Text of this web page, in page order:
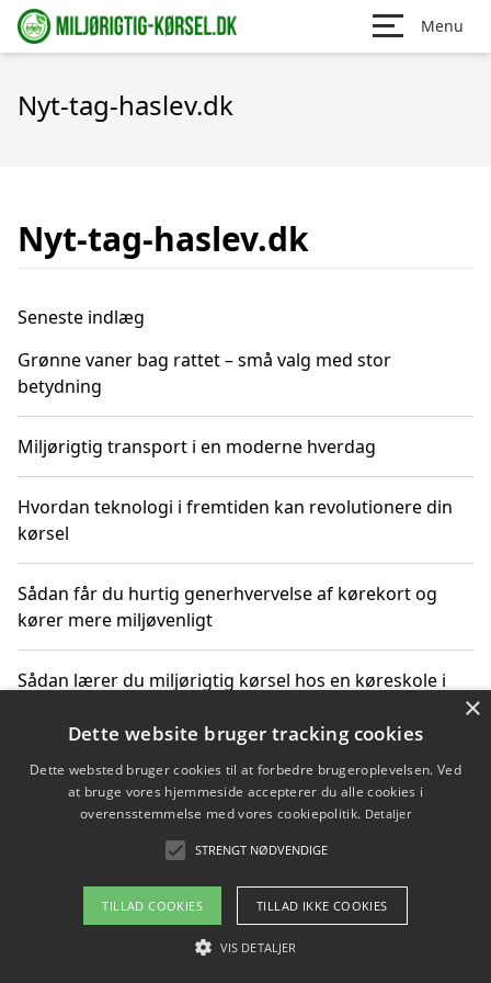
Menu
Nyt-tag-haslev.dk
Nyt-tag-haslev.dk
Seneste indlæg
Grønne vaner bag rattet – små valg med stor
betydning
Miljørigtig transport i en moderne hverdag
Hvordan teknologi i fremtiden kan revolutionere din
kørsel
Sådan får du hurtig generhvervelse af kørekort og
kører mere miljøvenligt
Sådan lærer du miljørigtig kørsel hos en køreskole i
Copyright 2026 - Pilanto Aps
Om / kontakt
×
Dette website bruger tracking cookies
Dette websted bruger cookies til at forbedre brugeroplevelsen. Ved
at bruge vores hjemmeside accepterer du alle cookies i
overensstemmelse med vores cookiepolitik. Detaljer
STRENGT NØDVENDIGE
TILLAD COOKIES TILLAD IKKE COOKIES
VIS DETALJER